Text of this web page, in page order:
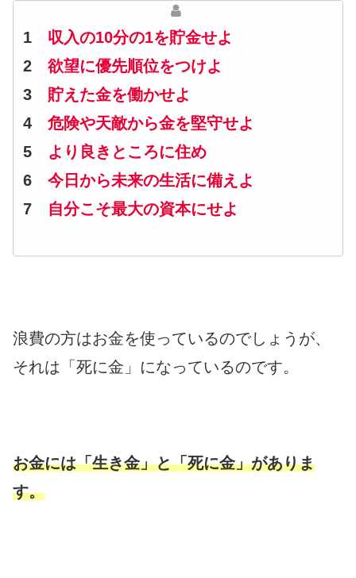
1 収入の10分の1を貯金せよ
2 欲望に優先順位をつけよ
3 貯えた金を働かせよ
4 危険や天敵から金を堅守せよ
5 より良きところに住め
6 今日から未来の生活に備えよ
7 自分こそ最大の資本にせよ
浪費の方はお金を使っているのでしょうが、
それは「死に金」になっているのです。
お金には「生き金」と「死に金」がありま
す。